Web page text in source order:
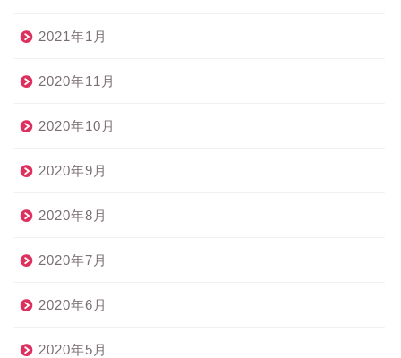
2021年1月
2020年11月
2020年10月
2020年9月
2020年8月
2020年7月
2020年6月
2020年5月